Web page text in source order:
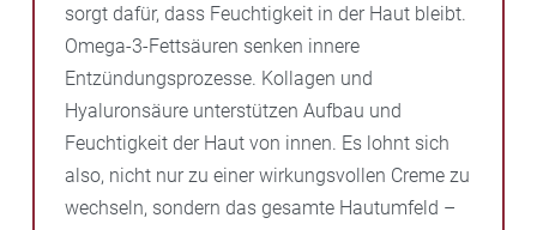
sorgt dafür, dass Feuchtigkeit in der Haut bleibt.
Omega-3-Fettsäuren senken innere
Entzündungsprozesse. Kollagen und
Hyaluronsäure unterstützen Aufbau und
Feuchtigkeit der Haut von innen. Es lohnt sich
also, nicht nur zu einer wirkungsvollen Creme zu
wechseln, sondern das gesamte Hautumfeld –